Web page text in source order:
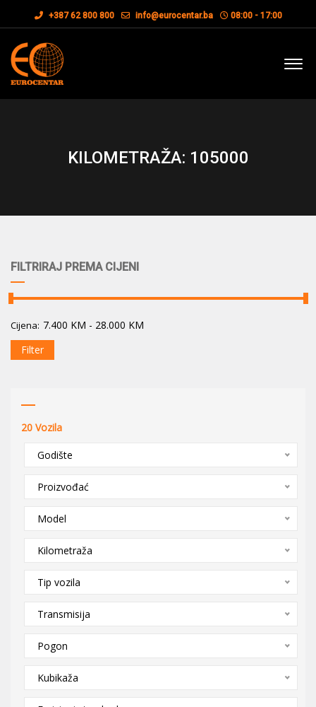
+387 62 800 800 info@eurocentar.ba 08:00 - 17:00
KILOMETRAŽA: 105000
FILTRIRAJ PREMA CIJENI
Cijena: 7.400 KM - 28.000 KM
Filter
20 Vozila
Godište
Proizvođać
Model
Kilometraža
Tip vozila
Transmisija
Pogon
Kubikaža